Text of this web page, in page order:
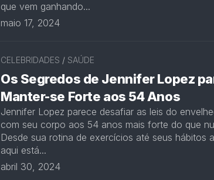
que vem ganhando...
maio 17, 2024
CELEBRIDADES / SAÚDE
Os Segredos de Jennifer Lopez
Manter-se Forte aos 54 Anos
Jennifer Lopez parece desafiar as leis do
com seu corpo aos 54 anos mais forte do que
Desde sua rotina de exercícios até seus hábitos
aqui está...
abril 30, 2024